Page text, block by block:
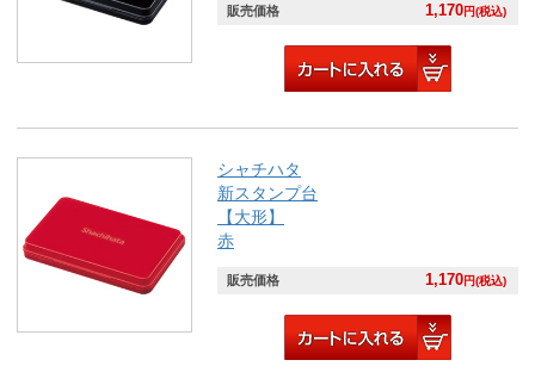
販売価格 1,170円(税込)
シャチハタ
新スタンプ台
【大形】
赤
販売価格 1,170円(税込)